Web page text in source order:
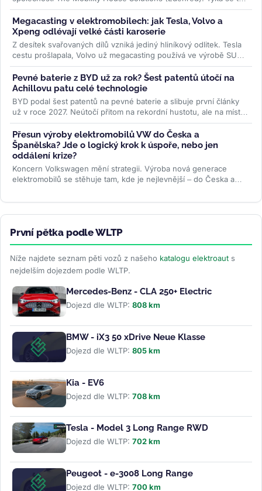
10 000 nabíjecích...>>
Megacasting v elektromobilech: jak Tesla, Volvo a
Xpeng odlévají velké části karoserie
Z desítek svařovaných dílů vzniká jediný hliníkový odlitek. Tesla
cestu prošlapala, Volvo už megacasting používá ve výrobě SUV
EX60 a...>>
Pevné baterie z BYD už za rok? Šest patentů útočí na
Achillovu patu celé technologie
BYD podal šest patentů na pevné baterie a slibuje první články
už v roce 2027. Neútočí přitom na rekordní hustotu, ale na místo,
kde...>>
Přesun výroby elektromobilů VW do Česka a
Španělska? Jde o logický krok k úspoře, nebo jen
oddálení krize?
Koncern Volkswagen mění strategii. Výroba nová generace
elektromobilů se stěhuje tam, kde je nejlevnější – do Česka a
První pětka podle WLTP
Níže najdete seznam pěti vozů z našeho katalogu elektroaut s
nejdelším dojezdem podle WLTP.
Mercedes-Benz - CLA 250+ Electric
Dojezd dle WLTP: 808 km
BMW - iX3 50 xDrive Neue Klasse
Dojezd dle WLTP: 805 km
Kia - EV6
Dojezd dle WLTP: 708 km
Tesla - Model 3 Long Range RWD
Dojezd dle WLTP: 702 km
Peugeot - e-3008 Long Range
Dojezd dle WLTP: 700 km